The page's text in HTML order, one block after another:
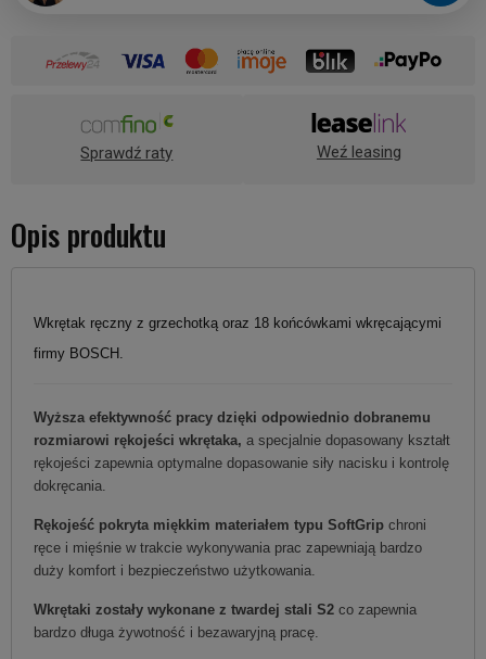
Sprawdź raty Weź leasing
Opis produktu
Wkrętak ręczny z grzechotką oraz 18 końcówkami wkręcającymi
firmy BOSCH.
Wyższa efektywność pracy dzięki odpowiednio dobranemu
rozmiarowi rękojeści wkrętaka, a specjalnie dopasowany kształt
rękojeści zapewnia optymalne dopasowanie siły nacisku i kontrolę
dokręcania.
Rękojeść pokryta miękkim materiałem typu SoftGrip chroni
ręce i mięśnie w trakcie wykonywania prac zapewniają bardzo
duży komfort i bezpieczeństwo użytkowania.
Wkrętaki zostały wykonane z twardej stali S2 co zapewnia
bardzo długa żywotność i bezawaryjną pracę.